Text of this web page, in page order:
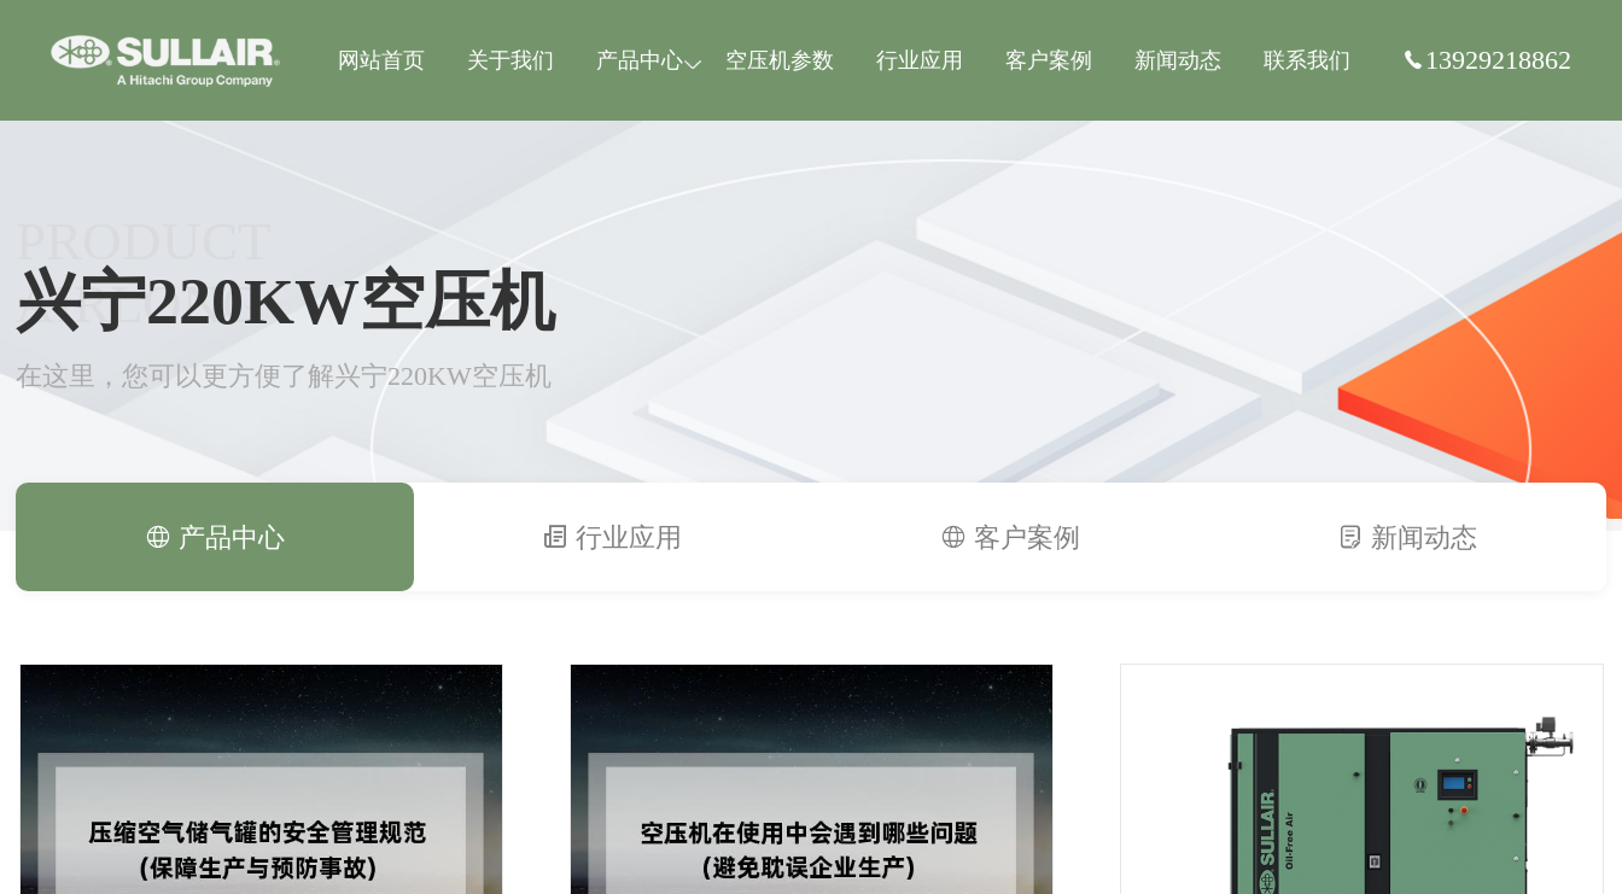
网站首页 关于我们 产品中心 空压机参数 行业应用 客户案例 新闻动态 联系我们 13929218862
AIRLONG
兴宁220KW空压机
在这里，您可以更方便了解兴宁220KW空压机
产品中心 行业应用 客户案例 新闻动态